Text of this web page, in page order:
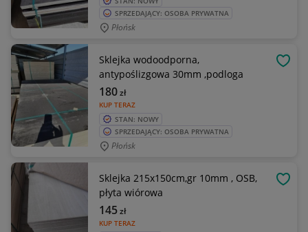
SPRZEDAJĄCY: OSOBA PRYWATNA
Płońsk
Sklejka wodoodporna,
antypoślizgowa 30mm ,podloga
KUP TERAZ
180zł
STAN: NOWY
SPRZEDAJĄCY: OSOBA PRYWATNA
Płońsk
Sklejka 215x150cm,gr 10mm , OSB,
płyta wiórowa
KUP TERAZ
145zł